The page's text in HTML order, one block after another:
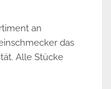
an
das
Alle Stücke